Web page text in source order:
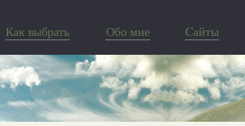
Как выбрать Обо мне Cайты